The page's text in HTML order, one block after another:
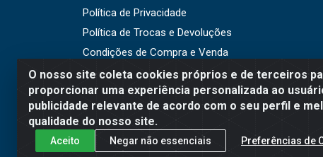
O nosso site coleta cookies próprios e de terceiros
proporcionar uma experiência personalizada ao
publicidade relevante de acordo com o seu perfil e
qualidade do nosso site.
Aceito Negar não essenciais Preferências de
Política de Privacidade
Política de Trocas e Devoluções
Condições de Compra e Venda
WR Embalagens - R. Cel.